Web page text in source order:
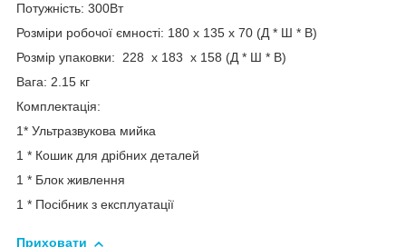
Потужність: 300Вт
Розміри робочої ємності: 180 x 135 x 70 (Д * Ш * В)
Розмір упаковки: 228 x 183 x 158 (Д * Ш * В)
Вага: 2.15 кг
Комплектація:
1* Ультразвукова мийка
1 * Кошик для дрібних деталей
1 * Блок живлення
1 * Посібник з експлуатації
Приховати